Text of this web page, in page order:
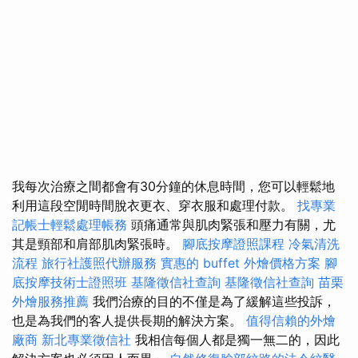
我每次治療之間都會有30分鐘的休息時間，您可以輕鬆地
利用這段空閒時間脫衣更衣、穿衣服和處理付款。 找專業
記帳士輕鬆處理帳務 頭痛通常與肌肉緊張和壓力有關，尤
其是頸部和肩部肌肉緊張時。 腳底按摩證照課程 冷氣清洗
流程 旅行社護照代辦服務 實惠的 buffet 外燴價格方案 腳
底按摩技術士證照班 基隆徵信社查詢 基隆徵信社查詢 苗栗
外燴服務推薦 我們治療的目的不僅是為了緩解這些投訴，
也是為我們的客人提供長期的解決方案。 值得信賴的外燴
廠商 新北專業徵信社 我相信每個人都是獨一無二的，因此